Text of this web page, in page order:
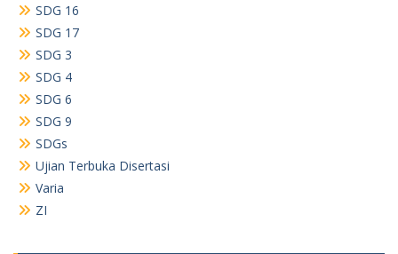
SDG 16
SDG 17
SDG 3
SDG 4
SDG 6
SDG 9
SDGs
Ujian Terbuka Disertasi
Varia
ZI